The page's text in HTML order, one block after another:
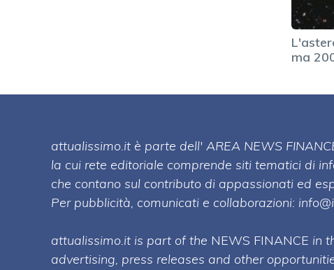
ma
attualissimo.it è parte dell' AREA NEWS
la cui rete editoriale comprende siti tematici di
che contano sul contributo di appassionati ed
Per pubblicità, comunicati e collaborazioni:
attualissimo.it is part of the NEWS FINANCE in
advertising, press releases and other